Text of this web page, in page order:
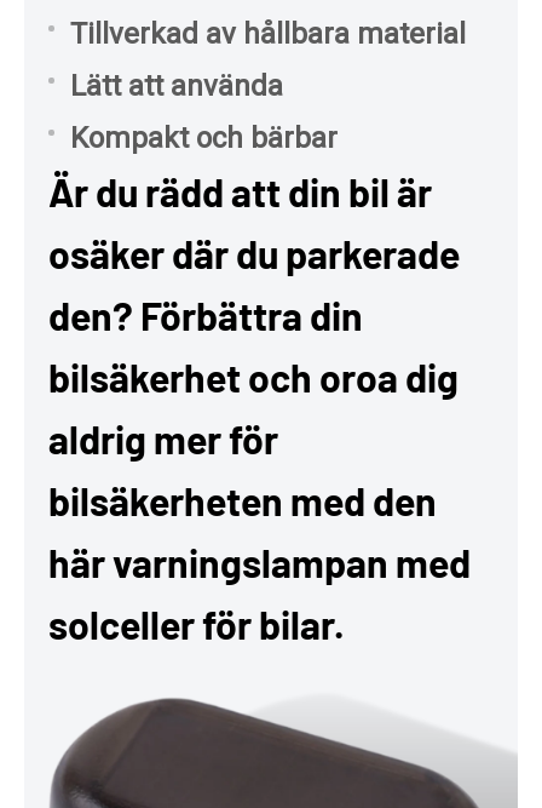
Tillverkad av hållbara material
Lätt att använda
Kompakt och bärbar
Är du rädd att din bil är
osäker där du parkerade
den? Förbättra din
bilsäkerhet och oroa dig
aldrig mer för
bilsäkerheten med den
här varningslampan med
solceller för bilar.